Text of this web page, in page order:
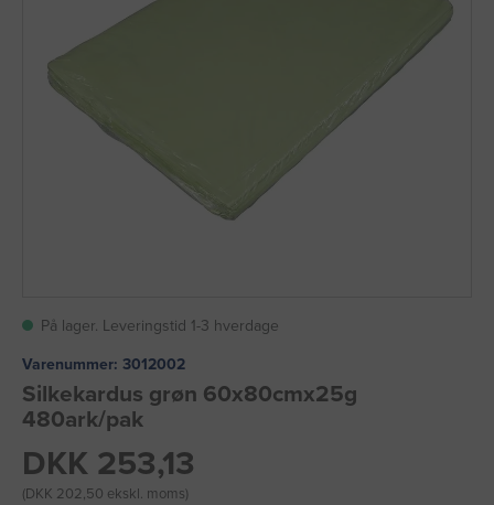
På lager. Leveringstid 1-3 hverdage
Varenummer: 3012002
Silkekardus grøn 60x80cmx25g
480ark/pak
DKK 253,13
(DKK 202,50 ekskl. moms)